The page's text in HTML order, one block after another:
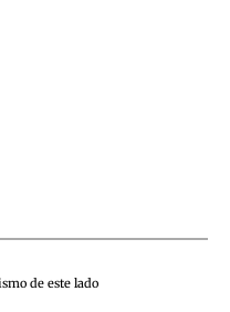
de este lado